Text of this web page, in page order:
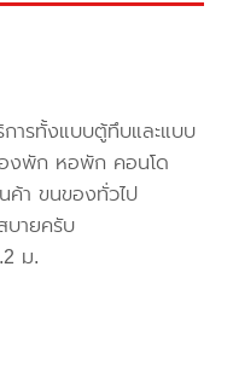
การทั้งแบบตู้ทึบและแบบ
องพัก หอพัก คอนโด
ค้า ขนของทั่วไป
บายครับ
ม.